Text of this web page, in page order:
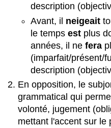
description
Avant, il neigeait
le tempsestplus
années, il ne fera
(imparfait/présent/
description
En opposition, le
grammatical qui
volonté, jugement
mettant l'accent sur le